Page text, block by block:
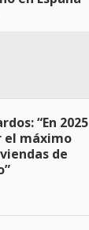
“En 2025
el máximo
de